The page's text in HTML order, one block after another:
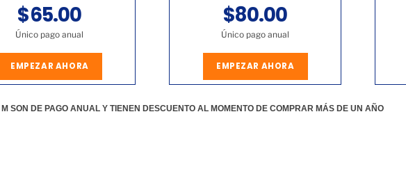
$65.00
Único pago anual
EMPEZAR AHORA
$80.00
Único pago anual
EMPEZAR AHORA
SON DE PAGO ANUAL Y TIENEN DESCUENTO AL MOMENTO DE COMPRAR MÁS DE UN AÑO